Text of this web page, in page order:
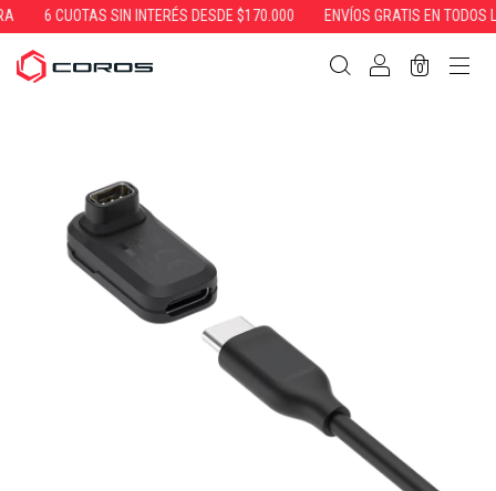
6 CUOTAS SIN INTERÉS DESDE $170.000 ENVÍOS GRATIS EN TODOS
0